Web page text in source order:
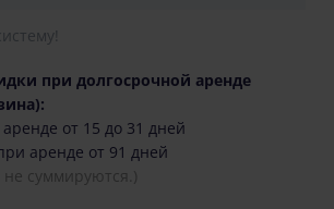
при долгосрочной аренде
от 15 до 31 дней
аренде от 91 дней
суммируются.)